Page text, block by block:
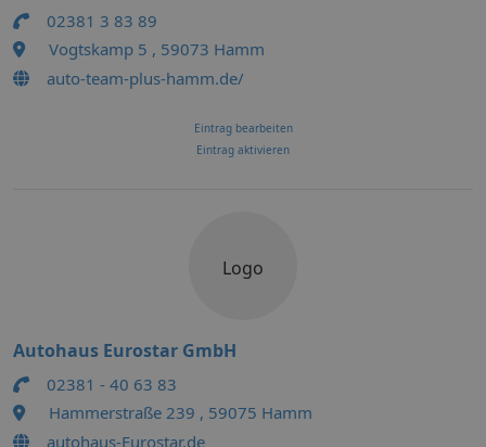
02381 3 83 89
Vogtskamp 5 , 59073 Hamm
auto-team-plus-hamm.de/
Eintrag bearbeiten
Eintrag aktivieren
Logo
Autohaus Eurostar GmbH
02381 - 40 63 83
Hammerstraße 239 , 59075 Hamm
autohaus-Eurostar.de